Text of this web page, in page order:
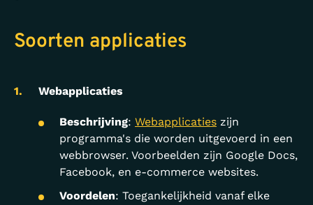
Soorten applicaties
Webapplicaties
Beschrijving: Webapplicaties zijn
programma's die worden uitgevoerd in een
webbrowser. Voorbeelden zijn Google Docs,
Facebook, en e-commerce websites.
Voordelen: Toegankelijkheid vanaf elke